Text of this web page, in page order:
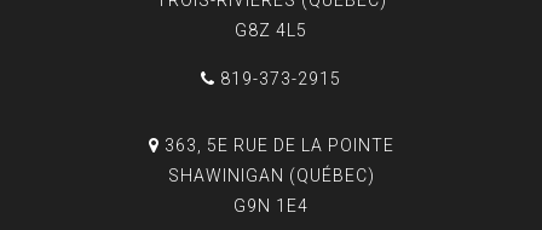
G8Z 4L5
819-373-2915
363, 5E RUE DE LA POINTE
SHAWINIGAN (QUÉBEC)
G9N 1E4